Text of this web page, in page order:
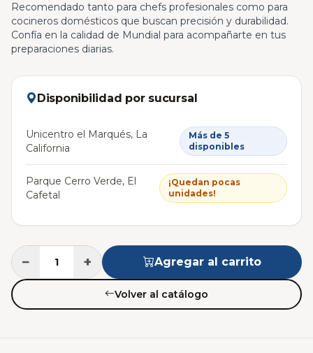
Recomendado tanto para chefs profesionales como para
cocineros domésticos que buscan precisión y durabilidad.
Confía en la calidad de Mundial para acompañarte en tus
preparaciones diarias.
Disponibilidad por sucursal
Unicentro el Marqués, La
California
Más de 5
disponibles
Parque Cerro Verde, El
Cafetal
¡Quedan pocas
unidades!
− + Agregar al carrito
Volver al catálogo